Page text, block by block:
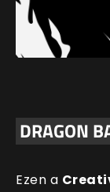
DRAGON
Ezen a